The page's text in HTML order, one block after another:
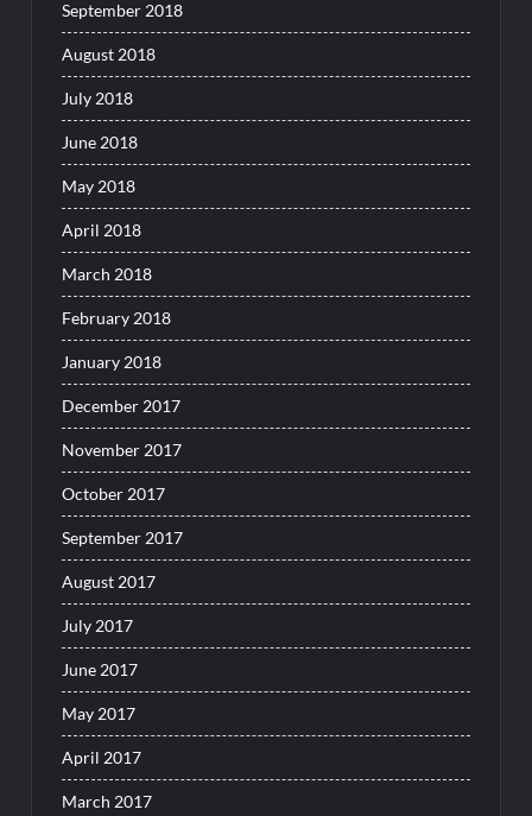
September 2018
August 2018
July 2018
June 2018
May 2018
April 2018
March 2018
February 2018
January 2018
December 2017
November 2017
October 2017
September 2017
August 2017
July 2017
June 2017
May 2017
April 2017
March 2017